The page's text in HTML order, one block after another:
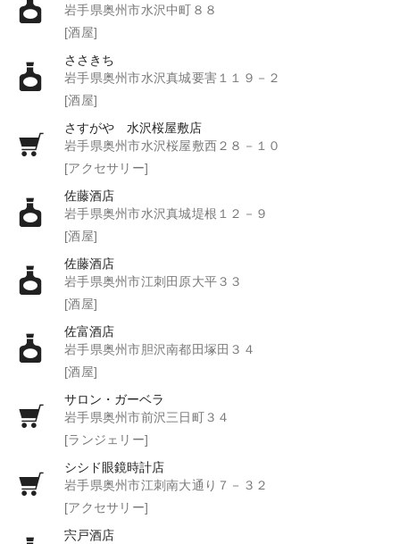
岩手県奥州市水沢中町８８
[酒屋]
ささきち
岩手県奥州市水沢真城要害１１９－２
[酒屋]
さすがや 水沢桜屋敷店
岩手県奥州市水沢桜屋敷西２８－１０
[アクセサリー]
佐藤酒店
岩手県奥州市水沢真城堤根１２－９
[酒屋]
佐藤酒店
岩手県奥州市江刺田原大平３３
[酒屋]
佐富酒店
岩手県奥州市胆沢南都田塚田３４
[酒屋]
サロン・ガーベラ
岩手県奥州市前沢三日町３４
[ランジェリー]
シシド眼鏡時計店
岩手県奥州市江刺南大通り７－３２
[アクセサリー]
宍戸酒店